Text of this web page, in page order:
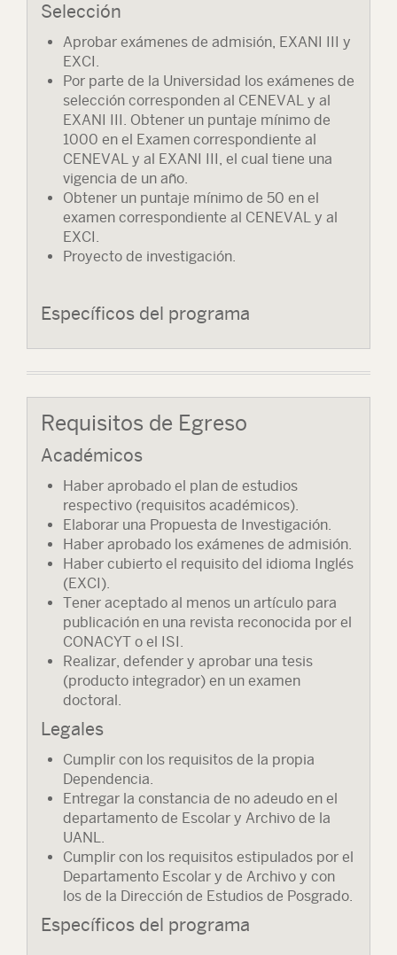
Selección
Aprobar exámenes de admisión, EXANI III y
EXCI.
Por parte de la Universidad los exámenes de
selección corresponden al CENEVAL y al
EXANI III. Obtener un puntaje mínimo de
1000 en el Examen correspondiente al
CENEVAL y al EXANI III, el cual tiene una
vigencia de un año.
Obtener un puntaje mínimo de 50 en el
examen correspondiente al CENEVAL y al
EXCI.
Proyecto de investigación.
Específicos del programa
Requisitos de Egreso
Académicos
Haber aprobado el plan de estudios
respectivo (requisitos académicos).
Elaborar una Propuesta de Investigación.
Haber aprobado los exámenes de admisión.
Haber cubierto el requisito del idioma Inglés
(EXCI).
Tener aceptado al menos un artículo para
publicación en una revista reconocida por el
CONACYT o el ISI.
Realizar, defender y aprobar una tesis
(producto integrador) en un examen
doctoral.
Legales
Cumplir con los requisitos de la propia
Dependencia.
Entregar la constancia de no adeudo en el
departamento de Escolar y Archivo de la
UANL.
Cumplir con los requisitos estipulados por el
Departamento Escolar y de Archivo y con
los de la Dirección de Estudios de Posgrado.
Específicos del programa